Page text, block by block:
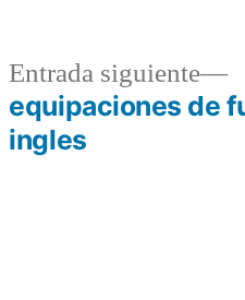
Entrada siguiente
equipaciones de
ingles